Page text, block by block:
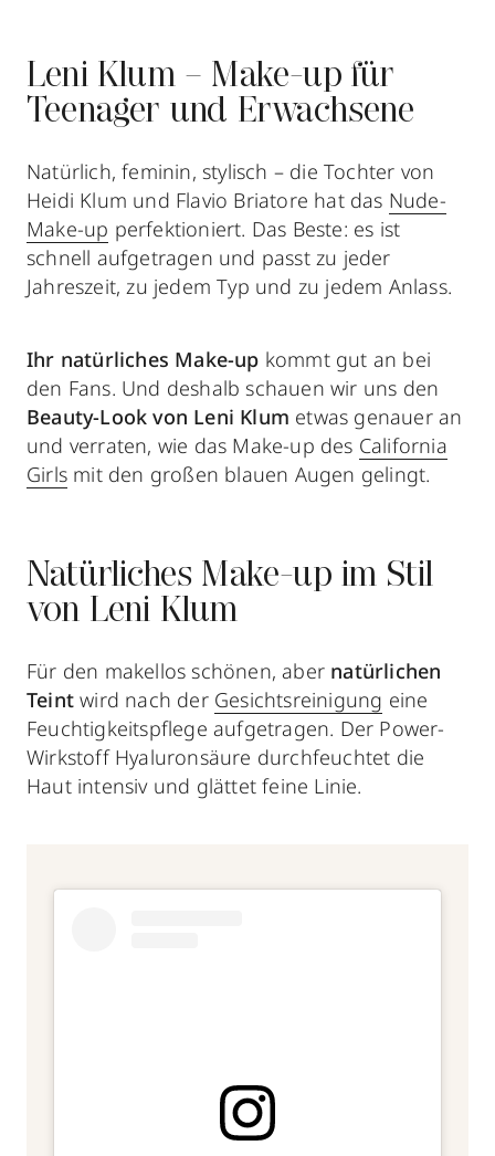
Leni Klum – Make-up für
Teenager und Erwachsene
Natürlich, feminin, stylisch – die Tochter von
Heidi Klum und Flavio Briatore hat das Nude-
Make-up perfektioniert. Das Beste: es ist
schnell aufgetragen und passt zu jeder
Jahreszeit, zu jedem Typ und zu jedem Anlass.
Ihr natürliches Make-up kommt gut an bei
den Fans. Und deshalb schauen wir uns den
Beauty-Look von Leni Klum etwas genauer an
und verraten, wie das Make-up des California
Girls mit den großen blauen Augen gelingt.
Natürliches Make-up im Stil
von Leni Klum
Für den makellos schönen, aber natürlichen
Teint wird nach der Gesichtsreinigung eine
Feuchtigkeitspflege aufgetragen. Der Power-
Wirkstoff Hyaluronsäure durchfeuchtet die
Haut intensiv und glättet feine Linie.